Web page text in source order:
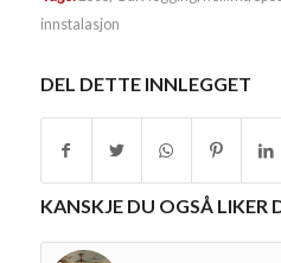
innstalasjon
DEL DETTE INNLEGGET
KANSKJE DU OGSÅ LIKER